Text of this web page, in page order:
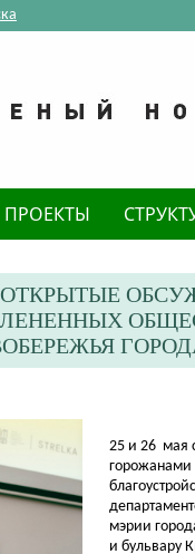
ПРОЕКТЫ
25 и 26 мая
горожанами
мэрии
и бульвару